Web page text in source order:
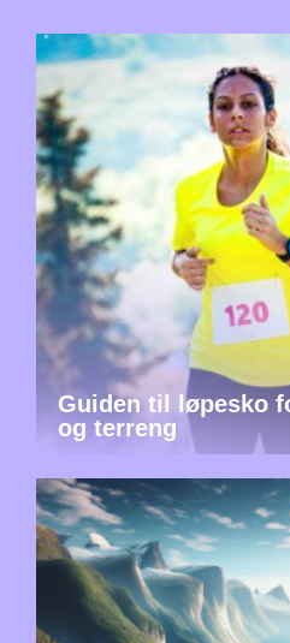
Guiden til løpesko
og terreng